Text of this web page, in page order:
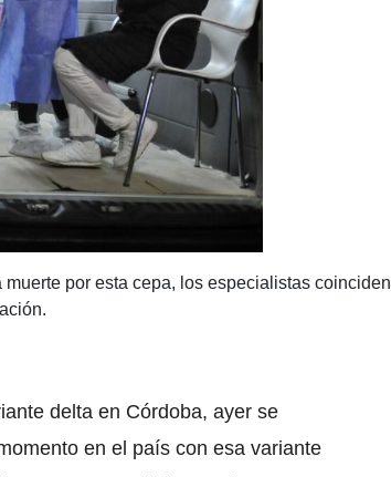
por esta cepa, los especialistas coinciden
delta en Córdoba, ayer se
en el país con esa variante